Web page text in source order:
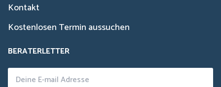
Kontakt
Kostenlosen Termin aussuchen
BERATERLETTER